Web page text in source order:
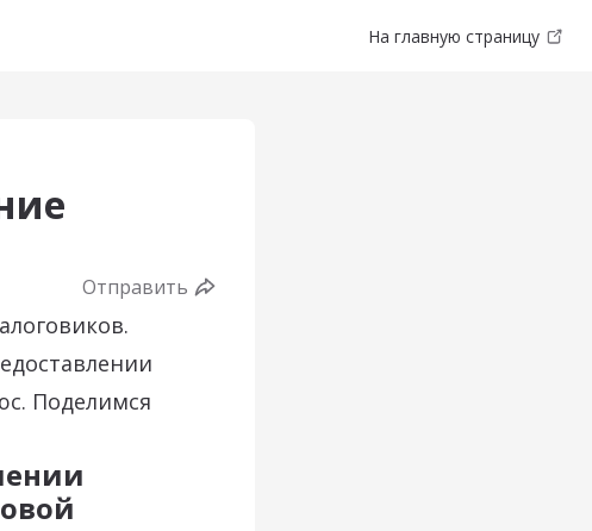
На главную страницу
Отправить
Поделимся